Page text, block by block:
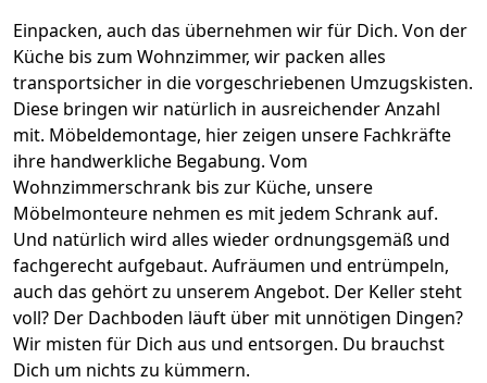
Einpacken, auch das übernehmen wir für Dich. Von der
Küche bis zum Wohnzimmer, wir packen alles
transportsicher in die vorgeschriebenen Umzugskisten.
Diese bringen wir natürlich in ausreichender Anzahl
mit. Möbeldemontage, hier zeigen unsere Fachkräfte
ihre handwerkliche Begabung. Vom
Wohnzimmerschrank bis zur Küche, unsere
Möbelmonteure nehmen es mit jedem Schrank auf.
Und natürlich wird alles wieder ordnungsgemäß und
fachgerecht aufgebaut. Aufräumen und entrümpeln,
auch das gehört zu unserem Angebot. Der Keller steht
voll? Der Dachboden läuft über mit unnötigen Dingen?
Wir misten für Dich aus und entsorgen. Du brauchst
Dich um nichts zu kümmern.